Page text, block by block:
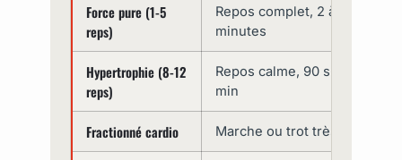
Force pure (1-5
reps)
Repos complet, 2 à 5
minutes
Hypertrophie (8-12
reps)
Repos calme, 90 s à 2
min
Fractionné cardio Marche ou trot très lent